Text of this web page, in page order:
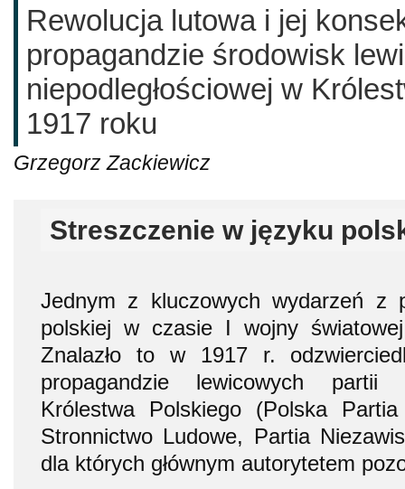
Rewolucja lutowa i jej
propagandzie środowisk
niepodległościowej w
1917 roku
Grzegorz Zackiewicz
Streszczenie w języku
Jednym z kluczowych wydarzeń z
polskiej w czasie I wojny
Znalazło to w 1917 r.
propagandzie lewicowych partii
Królestwa Polskiego (Polska
Stronnictwo Ludowe, Partia
dla których głównym autorytetem